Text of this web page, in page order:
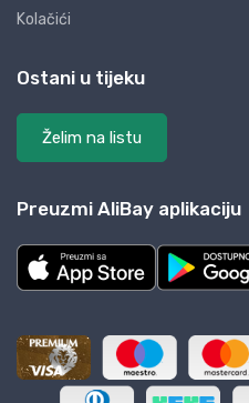
Kolačići
Ostani u tijeku
Želim na listu
Preuzmi AliBay aplikaciju